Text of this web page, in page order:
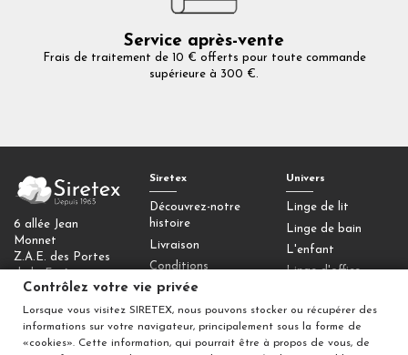
Service après-vente
Frais de traitement de 10 € offerts pour toute commande
supérieure à 300 €.
6 allée Jean
Monnet
Z.A.E. des Portes
77090 Collégien
Contactez-nous
Contrôlez votre
Siretex
Découvrez-notre
histoire
Livraison
Conditions
générales de vente
Mentions légales
Univers
Linge de lit
Linge de bain
L'enfant
Linge d'office
Déco
Contrôlez votre vie privée
Lorsque vous visitez SIRETEX, nous pouvons stocker ou récupérer des
informations sur votre navigateur, principalement sous la forme de
«cookies». Cette information, qui pourrait être à propos de vous, de